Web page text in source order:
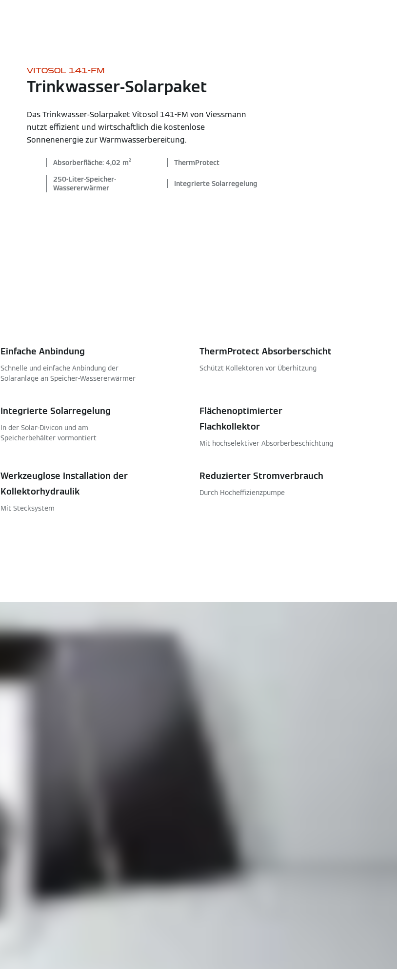
VITOSOL 141-FM
Trinkwasser-Solarpaket
Das Trinkwasser-Solarpaket Vitosol 141-FM von Viessmann
nutzt effizient und wirtschaftlich die kostenlose
Sonnenenergie zur Warmwasserbereitung.
Absorberfläche: 4,02 m²
ThermProtect
250-Liter-Speicher-
Wassererwärmer
Integrierte Solarregelung
Einfache Anbindung
Schnelle und einfache Anbindung der
Solaranlage an Speicher-Wassererwärmer
ThermProtect Absorberschicht
Schützt Kollektoren vor Überhitzung
Integrierte Solarregelung
In der Solar-Divicon und am
Speicherbehälter vormontiert
Flächenoptimierter
Flachkollektor
Mit hochselektiver Absorberbeschichtung
Werkzeuglose Installation der
Kollektorhydraulik
Mit Stecksystem
Reduzierter Stromverbrauch
Durch Hocheffizienzpumpe